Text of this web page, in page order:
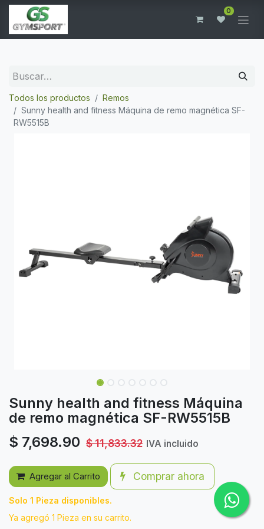
0
Todos los productos
Remos
Sunny health and fitness Máquina de remo magnética SF-
RW5515B
Sunny health and fitness Máquina
de remo magnética SF-RW5515B
$ 7,698.90 $11,833.32 IVA incluido
Agregar al Carrito Comprar ahora
Solo 1 Pieza disponibles.
Ya agregó 1 Pieza en su carrito.